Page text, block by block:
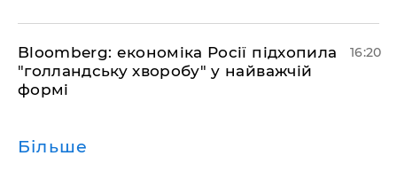
Bloomberg: економіка Росії підхопила
"голландську хворобу" у найважчій
формі
16:20
Більше